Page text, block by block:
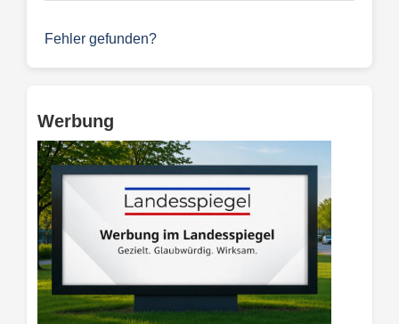
Fehler gefunden?
Werbung